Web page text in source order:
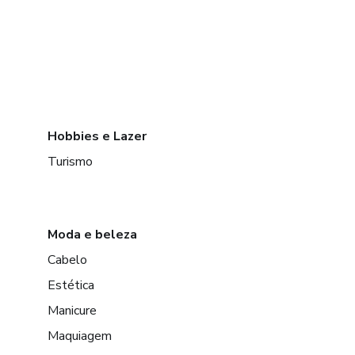
Hobbies e Lazer
Turismo
Moda e beleza
Cabelo
Estética
Manicure
Maquiagem